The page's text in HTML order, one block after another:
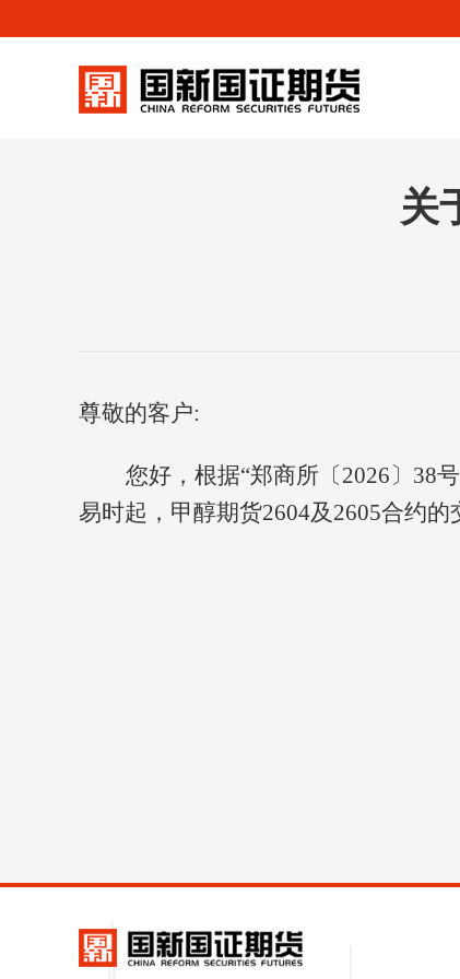
关
尊敬的客户:
您好，根据“郑商所〔2026〕38号
易时起，甲醇期货2604及2605合约